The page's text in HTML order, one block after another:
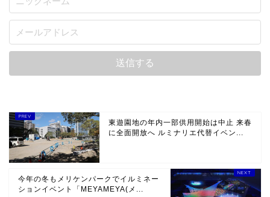
東遊園地の年内一部供用開始は中止 来春
に全面開放へ ルミナリエ代替イベン...
今年の冬もメリケンパークでイルミネー
ションイベント「MEYAMEYA(メ...